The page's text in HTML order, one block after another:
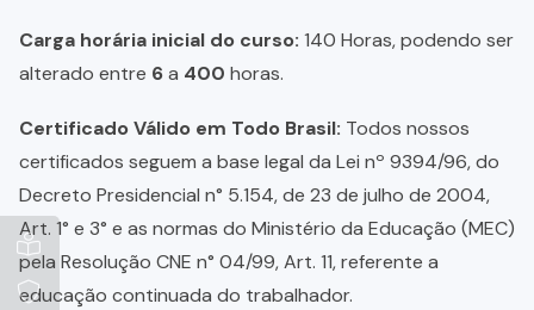
Carga horária inicial do curso: 140 Horas, podendo ser
alterado entre 6a 400 horas.
Certificado Válido em Todo Brasil: Todos nossos
certificados seguem a base legal da Lei nº 9394/96, do
Decreto Presidencial n° 5.154, de 23 de julho de 2004,
Art. 1° e 3° e as normas do Ministério da Educação (MEC)
pela Resolução CNE n° 04/99, Art. 11, referente a
educação continuada do trabalhador.